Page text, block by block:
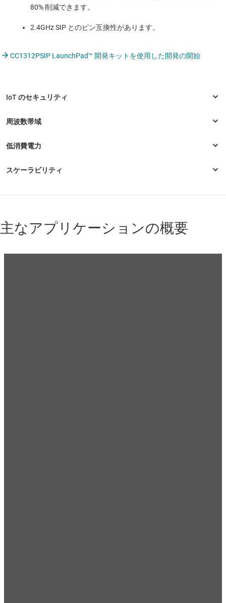
80% 削減できます。
2.4GHz SIP とのピン互換性があります。
CC1312PSIP LaunchPad™ 開発キットを使用した開発の開始
主なアプリケーションの概要